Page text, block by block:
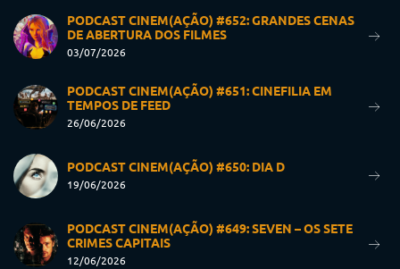
PODCAST CINEM(AÇÃO) #652: GRANDES CENAS
DE ABERTURA DOS FILMES
03/07/2026
PODCAST CINEM(AÇÃO) #651: CINEFILIA EM
TEMPOS DE FEED
26/06/2026
PODCAST CINEM(AÇÃO) #650: DIA D
19/06/2026
PODCAST CINEM(AÇÃO) #649: SEVEN – OS SETE
CRIMES CAPITAIS
12/06/2026